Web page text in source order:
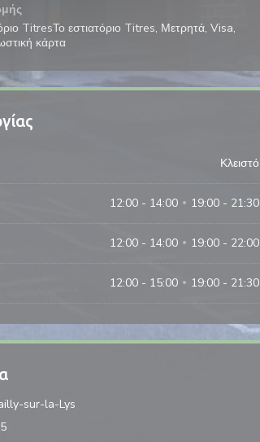
TitresΤο εστιατόριο Titres, Μετρητά, Visa,
κάρτα
Κλειστό
12:00 - 14:00 • 19:00 - 21:30
12:00 - 14:00 • 19:00 - 22:00
12:00 - 15:00 • 19:00 - 21:30
sur-la-Lys((ανοίγει σε νέο παράθυρο))